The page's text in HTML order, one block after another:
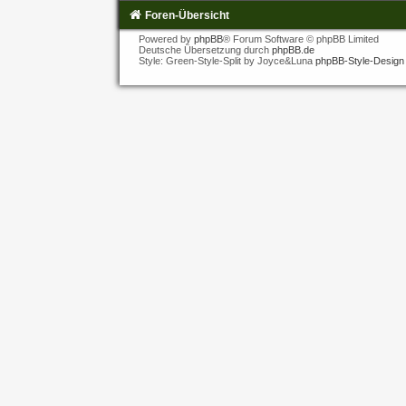
Foren-Übersicht
Powered by phpBB® Forum Software © phpBB Limited
Deutsche Übersetzung durch phpBB.de
Style: Green-Style-Split by Joyce&Luna phpBB-Style-Design